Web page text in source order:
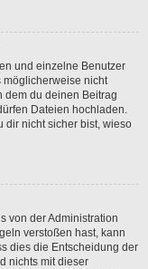
und einzelne Benutzer
möglicherweise nicht
dem du deinen Beitrag
Dateien hochladen.
dir nicht sicher bist, wieso
von der Administration
verstoßen hast, kann
dies die Entscheidung der
nichts mit dieser